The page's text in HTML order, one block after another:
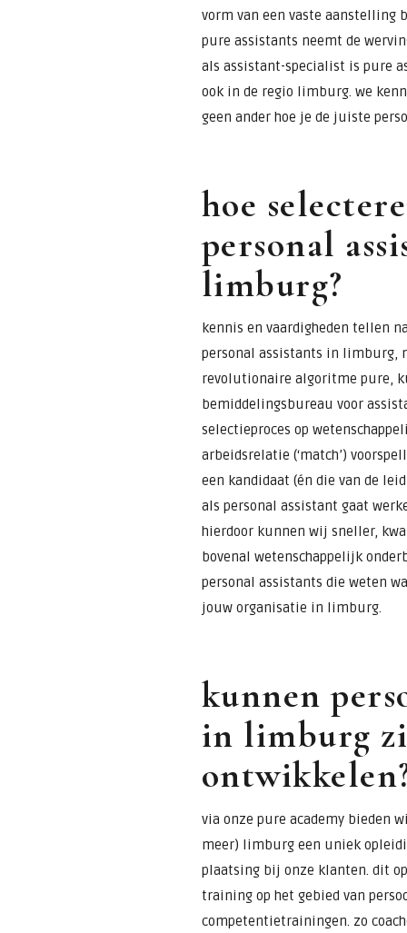
vorm van een vaste aanstelling
pure assistants neemt de
als assistant-specialist is pure
ook in de regio limburg. we
geen ander hoe je de juiste
hoe
personal
limburg?
kennis en vaardigheden tellen
personal assistants in limburg,
revolutionaire algoritme pure,
bemiddelingsbureau voor
selectieproces op
arbeidsrelatie (‘match’)
een kandidaat (én die van de
als personal assistant gaat
hierdoor kunnen wij sneller,
bovenal wetenschappelijk
personal assistants die weten
jouw organisatie in limburg.
kunnen
in limburg
via onze pure academy bieden
meer) limburg een uniek
plaatsing bij onze klanten. dit
training op het gebied van
competentietrainingen. zo